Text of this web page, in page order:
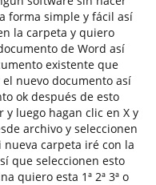
forma simple y fácil así
la carpeta y quiero
de Word así
existente que
nuevo documento así
ok después de esto
luego hagan clic en X y
archivo y seleccionen
carpeta iré con la
que seleccionen esto
quiero esta 1ª 2ª 3ª o